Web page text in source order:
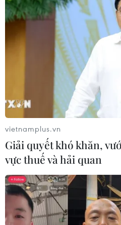
06/08/2026 22:47
Kinh nghiệm Đổi mới của
hỗ trợ Lào xây dựng nền
06/08/2026 15:32
Thư mừng kỷ niệm 50 năm
06/08/2026 15:07
Thái Lan-Myanmar thúc
kinh tế và công nghệ vũ trụ
06/08/2026 13:35
vietnamplus.vn
Giải quyết khó khăn,
vực thuế và hải quan